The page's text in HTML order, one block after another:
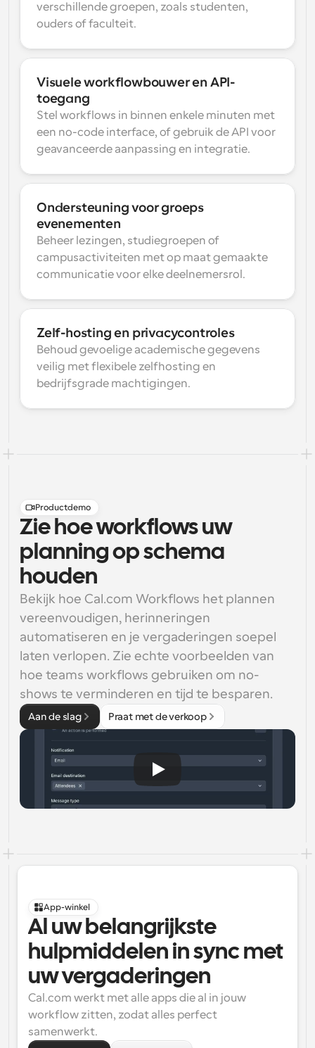
verschillende groepen, zoals studenten,
ouders of faculteit.
Visuele workflowbouwer en API-
toegang
Stel workflows in binnen enkele minuten met
een no-code interface, of gebruik de API voor
geavanceerde aanpassing en integratie.
Ondersteuning voor groeps
evenementen
Beheer lezingen, studiegroepen of
campusactiviteiten met op maat gemaakte
communicatie voor elke deelnemersrol.
Zelf-hosting en privacycontroles
Behoud gevoelige academische gegevens
veilig met flexibele zelfhosting en
bedrijfsgrade machtigingen.
Productdemo
Zie hoe workflows uw
planning op schema
houden
Bekijk hoe Cal.com Workflows het plannen
vereenvoudigen, herinneringen
automatiseren en je vergaderingen soepel
laten verlopen. Zie echte voorbeelden van
hoe teams workflows gebruiken om no-
shows te verminderen en tijd te besparen.
Aan de slag Praat met de verkoop
App-winkel
Al uw belangrijkste
hulpmiddelen in sync met
uw vergaderingen
Cal.com werkt met alle apps die al in jouw
workflow zitten, zodat alles perfect
samenwerkt.